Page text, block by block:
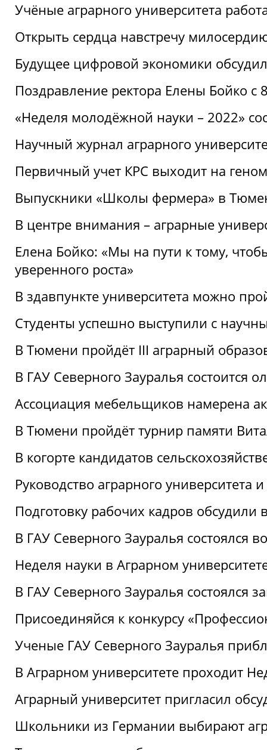
Учёные аграрного университета
Открыть сердца навстречу
Будущее цифровой экономики
Поздравление ректора Елены Бойко с
«Неделя молодёжной науки – 2022»
Научный журнал аграрного
Первичный учет КРС выходит на
Выпускники «Школы фермера» в
В центре внимания – аграрные
Елена Бойко: «Мы на пути к тому,
уверенного роста»
В здавпункте университета можно
Студенты успешно выступили с
В Тюмени пройдёт III аграрный
В ГАУ Северного Зауралья состоится
Ассоциация мебельщиков намерена
В Тюмени пройдёт турнир памяти
В когорте кандидатов
Руководство аграрного
Подготовку рабочих кадров
В ГАУ Северного Зауралья состоялся
Неделя науки в Аграрном
В ГАУ Северного Зауралья
Присоединяйся к конкурсу
Ученые ГАУ Северного Зауралья
В Аграрном университете проходит
Аграрный университет пригласил
Школьники из Германии выбирают